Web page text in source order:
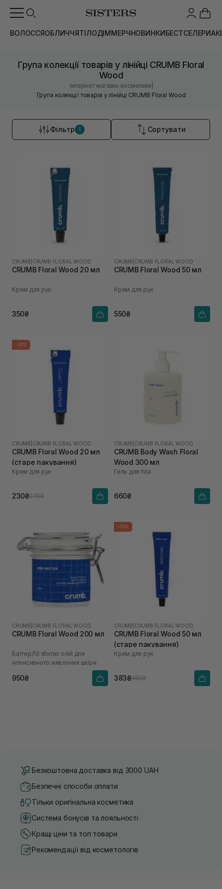
ВОЛОССЯОБЛИЧЧЯТІЛОДІММЕРЧНОВИНКИБЕСТСЕЛЕРИ
Група колекції товарів у лінійці CRUMB Floral
Wood
Інтернет магазин косметики
Група колекції товарів у лінійці CRUMB Floral Wood
Фільтр 1 Сортувати
CRUMB CRUMB FLORAL WOOD
CRUMB Floral Wood 20 мл
Крем для рук
350₴
CRUMB CRUMB FLORAL WOOD
CRUMB Floral Wood 50 мл
Крем для рук
550₴
-15%
CRUMB CRUMB FLORAL WOOD
CRUMB Floral Wood 20 мл
(старе пакування)
Крем для рук
230₴270₴
CRUMB CRUMB FLORAL WOOD
CRUMB Body Wash Floral
Wood 300 мл
Гель для тіла
660₴
CRUMB CRUMB FLORAL WOOD
CRUMB Floral Wood 200 мл
Баттер/10 збитих олій для
інтенсивного живлення шкіри
950₴
-15%
CRUMB CRUMB FLORAL WOOD
CRUMB Floral Wood 50 мл
(старе пакування)
Крем для рук
383₴450₴
Безкоштовна доставка від 3000 UAH
Безпечні способи оплати
Тільки оригінальна косметика
Система бонусів та лояльності
Кращі ціни та топ товари
Рекомендації від косметологів